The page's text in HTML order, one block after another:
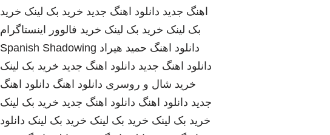
اهنگ جدید دانلود اهنگ جدید خرید بک لینک خرید
بک لینک خرید بک لینک خرید فالوور اینستاگرام
دانلود اهنگ حمید هیراد Spanish Shadowing
دانلود اهنگ جدید دانلود اهنگ جدید خرید بک لینک
خرید شال و روسری دانلود اهنگ دانلود اهنگ
جدید دانلود اهنگ دانلود اهنگ جدید خرید بک لینک
خرید بک لینک خرید بک لینک خرید بک لینک دانلود